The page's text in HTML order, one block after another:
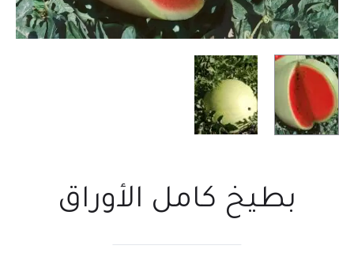
بطيخ كامل الأوراق